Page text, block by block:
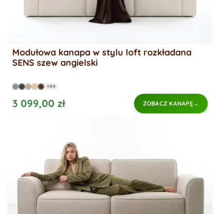
Modułowa kanapa w stylu loft rozkładana
SENS szew angielski
+64
3 099,00 zł ZOBACZ KANAPĘ